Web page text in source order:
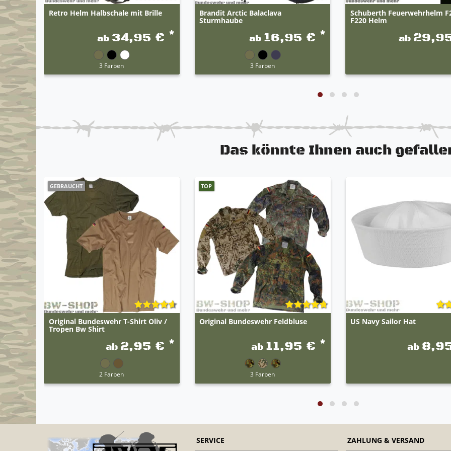
Retro Helm Halbschale mit Brille
ab 34,95 € *
3 Farben
Brandit Arctic Balaclava
Sturmhaube
ab 16,95 € *
3 Farben
Schuberth Feuerwehrhelm
F220 Helm
ab
Das könnte Ihnen auch
GEBRAUCHT
Original Bundeswehr T-Shirt Oliv /
Tropen Bw Shirt
ab 2,95 € *
2 Farben
TOP
Original Bundeswehr Feldbluse
ab 11,95 € *
3 Farben
US Navy Sailor Hat
ab
SERVICE ZAHLUNG & VERSAND